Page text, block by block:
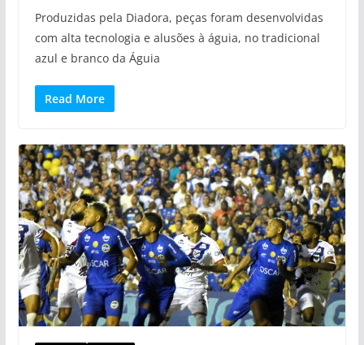
Produzidas pela Diadora, peças foram desenvolvidas
com alta tecnologia e alusões à águia, no tradicional
azul e branco da Águia
Read More